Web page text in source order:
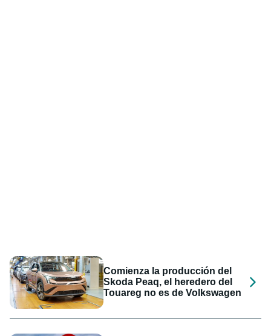
Comienza la producción del
Skoda Peaq, el heredero del
Touareg no es de Volkswagen